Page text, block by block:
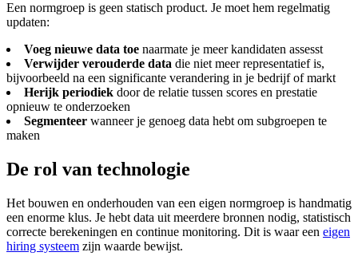
Een normgroep is geen statisch product. Je moet hem regelmatig
updaten:
Voeg nieuwe data toe naarmate je meer kandidaten assesst
Verwijder verouderde data die niet meer representatief is,
bijvoorbeeld na een significante verandering in je bedrijf of markt
Herijk periodiek door de relatie tussen scores en prestatie
opnieuw te onderzoeken
Segmenteer wanneer je genoeg data hebt om subgroepen te
maken
De rol van technologie
Het bouwen en onderhouden van een eigen normgroep is handmatig
een enorme klus. Je hebt data uit meerdere bronnen nodig, statistisch
correcte berekeningen en continue monitoring. Dit is waar een eigen
hiring systeem zijn waarde bewijst.